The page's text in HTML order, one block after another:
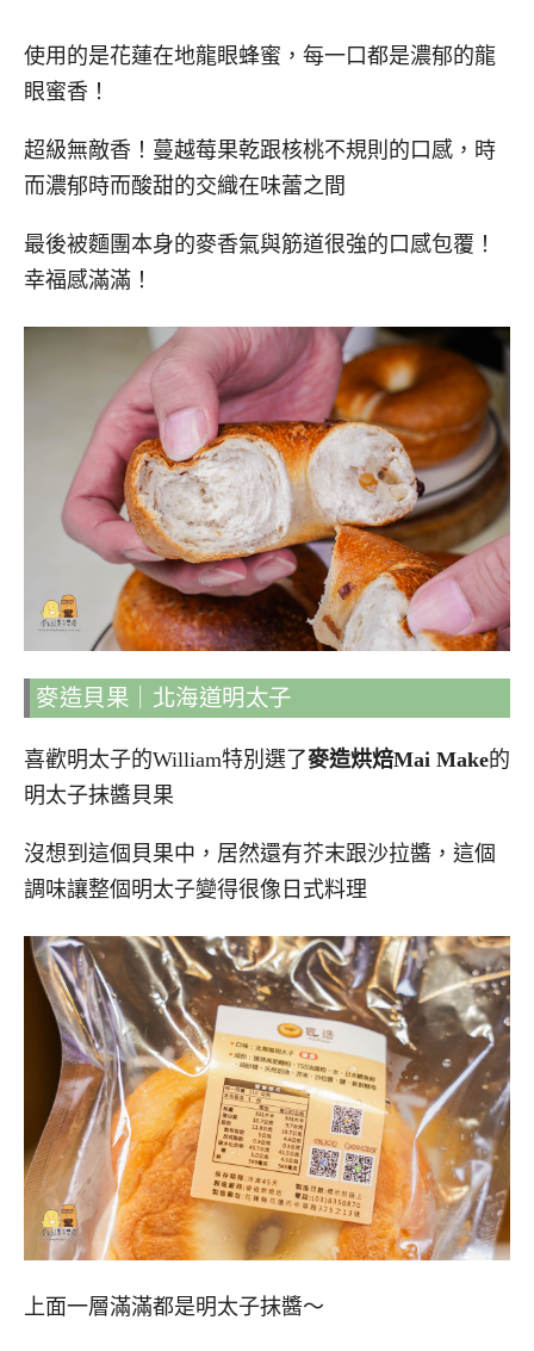
使用的是花蓮在地龍眼蜂蜜，每一口都是濃郁的龍
眼蜜香！
超級無敵香！蔓越莓果乾跟核桃不規則的口感，時
而濃郁時而酸甜的交織在味蕾之間
最後被麵團本身的麥香氣與筋道很強的口感包覆！
幸福感滿滿！
麥造貝果｜北海道明太子
喜歡明太子的William特別選了麥造烘焙Mai Make的
明太子抹醬貝果
沒想到這個貝果中，居然還有芥末跟沙拉醬，這個
調味讓整個明太子變得很像日式料理
上面一層滿滿都是明太子抹醬～